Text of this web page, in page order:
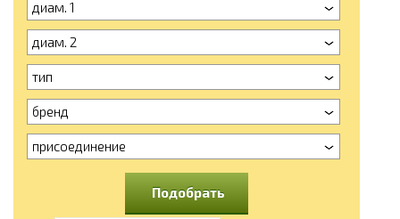
диам. 1
диам. 2
тип
бренд
присоединение
Подобрать